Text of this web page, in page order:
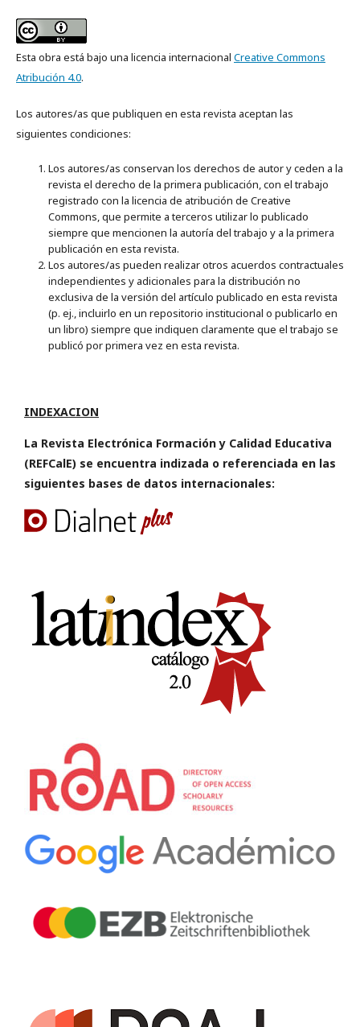
Esta obra está bajo una licencia internacional Creative Commons
Atribución 4.0.
Los autores/as que publiquen en esta revista aceptan las
siguientes condiciones:
Los autores/as conservan los derechos de autor y ceden a la
revista el derecho de la primera publicación, con el trabajo
registrado con la licencia de atribución de Creative
Commons, que permite a terceros utilizar lo publicado
siempre que mencionen la autoría del trabajo y a la primera
publicación en esta revista.
Los autores/as pueden realizar otros acuerdos contractuales
independientes y adicionales para la distribución no
exclusiva de la versión del artículo publicado en esta revista
(p. ej., incluirlo en un repositorio institucional o publicarlo en
un libro) siempre que indiquen claramente que el trabajo se
publicó por primera vez en esta revista.
INDEXACION
La Revista Electrónica Formación y Calidad Educativa
(REFCalE) se encuentra indizada o referenciada en las
siguientes bases de datos internacionales: